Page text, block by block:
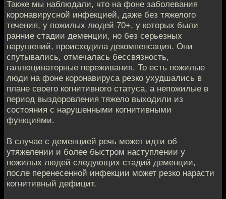
Также мы наблюдали, что на фоне заболевания
коронавирусной инфекцией, даже без тяжелого
течения, у пожилых людей 70+, у которых были
ранние стадии деменции, но без серьезных
нарушений, происходила декомпенсация. Они
спутывались, отмечалась бессвязность,
галлюцинаторные переживания. То есть пожилые
люди на фоне коронавируса резко ухудшались в
плане своего когнитивного статуса, а непожилые в
период выздоровления тяжело выходили из
состояния с нарушенными когнитивными
функциями.
В случае с деменцией речь может идти об
утяжелении и более быстром наступлении у
пожилых людей следующих стадий деменции,
после перенесенной инфекции может резко нарасти
когнитивный дефицит.